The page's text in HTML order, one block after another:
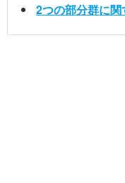
2つの部分群に関